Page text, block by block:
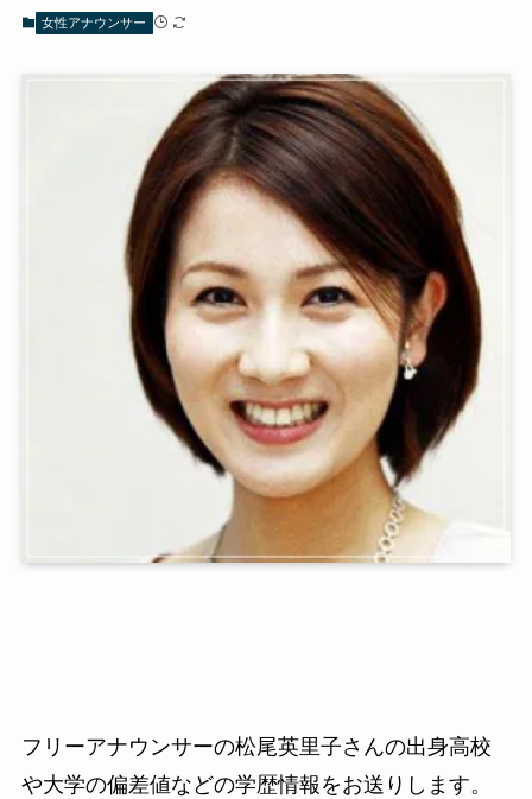
女性アナウンサー
フリーアナウンサーの松尾英里子さんの出身高校
や大学の偏差値などの学歴情報をお送りします。